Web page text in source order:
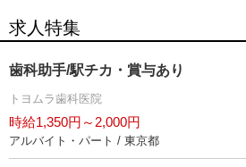
求人特集
歯科助手/駅チカ・賞与あり
トヨムラ歯科医院
時給1,350円～2,000円
アルバイト・パート / 東京都